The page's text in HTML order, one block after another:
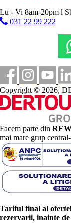
Lu - Vi 8am-20pm l
031 22 99 222
Copyright © 2026,
Facem parte din
mai mare grup
Tariful final al
rezervarii, inainte